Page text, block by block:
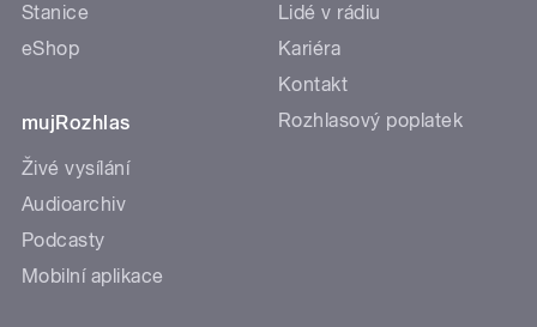
Stanice
eShop
mujRozhlas
Živé vysílání
Audioarchiv
Podcasty
Mobilní aplikace
Lidé v rádiu
Kariéra
Kontakt
Rozhlasový poplatek